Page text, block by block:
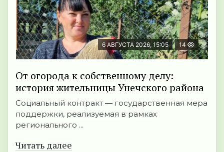
6 АВГУСТА 2026, 15:05 14
От огорода к собственному делу:
история жительницы Унечского района
Социальный контракт — государственная мера
поддержки, реализуемая в рамках
регионального ...
Читать далее